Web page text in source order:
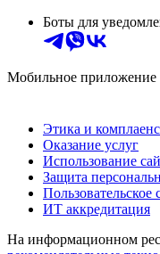
Боты для
Мобильное приложение
Этика и комплаенс
Оказание услуг
Использование
Защита
Пользовательское
ИТ аккредитация
На информационном